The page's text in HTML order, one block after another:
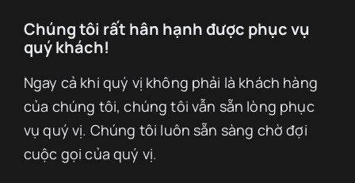
Chúng tôi rất hân hạnh được phục vụ
quý khách!
Ngay cả khi quý vị không phải là khách hàng
của chúng tôi, chúng tôi vẫn sẵn lòng phục
vụ quý vị. Chúng tôi luôn sẵn sàng chờ đợi
cuộc gọi của quý vị.